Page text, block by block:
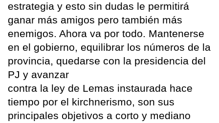
estrategia y esto sin dudas le permitirá
ganar más amigos pero también más
enemigos. Ahora va por todo. Mantenerse
en el gobierno, equilibrar los números de la
provincia, quedarse con la presidencia del
PJ y avanzar
contra la ley de Lemas instaurada hace
tiempo por el kirchnerismo, son sus
principales objetivos a corto y mediano